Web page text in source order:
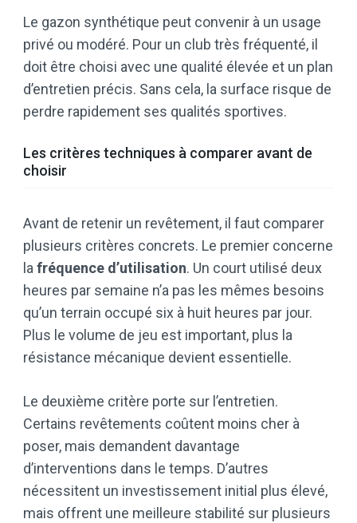
Le gazon synthétique peut convenir à un usage
privé ou modéré. Pour un club très fréquenté, il
doit être choisi avec une qualité élevée et un plan
d’entretien précis. Sans cela, la surface risque de
perdre rapidement ses qualités sportives.
Les critères techniques à comparer avant de
choisir
Avant de retenir un revêtement, il faut comparer
plusieurs critères concrets. Le premier concerne
la fréquence d’utilisation. Un court utilisé deux
heures par semaine n’a pas les mêmes besoins
qu’un terrain occupé six à huit heures par jour.
Plus le volume de jeu est important, plus la
résistance mécanique devient essentielle.
Le deuxième critère porte sur l’entretien.
Certains revêtements coûtent moins cher à
poser, mais demandent davantage
d’interventions dans le temps. D’autres
nécessitent un investissement initial plus élevé,
mais offrent une meilleure stabilité sur plusieurs